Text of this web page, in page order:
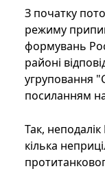
З початку
режиму
формувань
районі
угруповання
посиланням
Так,
кілька